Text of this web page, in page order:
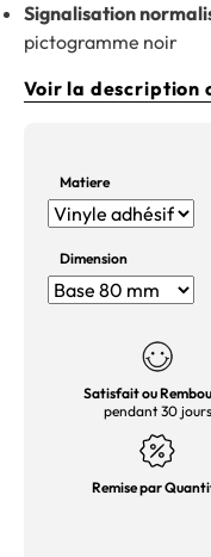
Signalisation
pictogramme noir
Voir la description
Matiere
Dimension
Satisfait ou
pendant 30 jours
Remise par